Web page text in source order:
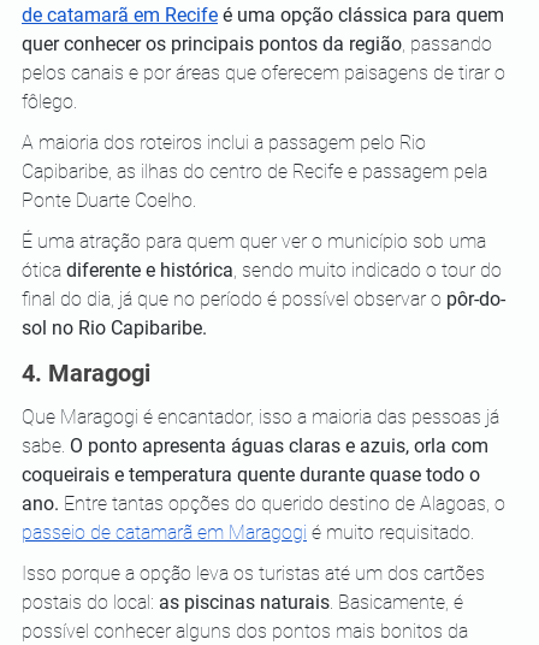
de catamarã em Recife é uma opção clássica para quem
quer conhecer os principais pontos da região, passando
pelos canais e por áreas que oferecem paisagens de tirar o
fôlego.
A maioria dos roteiros inclui a passagem pelo Rio
Capibaribe, as ilhas do centro de Recife e passagem pela
Ponte Duarte Coelho.
É uma atração para quem quer ver o município sob uma
ótica diferente e histórica, sendo muito indicado o tour do
final do dia, já que no período é possível observar o pôr-do-
sol no Rio Capibaribe.
4. Maragogi
Que Maragogi é encantador, isso a maioria das pessoas já
sabe. O ponto apresenta águas claras e azuis, orla com
coqueirais e temperatura quente durante quase todo o
ano. Entre tantas opções do querido destino de Alagoas, o
passeio de catamarã em Maragogi é muito requisitado.
Isso porque a opção leva os turistas até um dos cartões
postais do local: as piscinas naturais. Basicamente, é
possível conhecer alguns dos pontos mais bonitos da